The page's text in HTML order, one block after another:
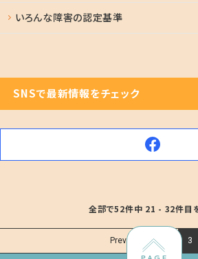
いろんな障害の認定基準
SNSで最新情報をチェック
全部で52件中 21 - 32件目
Prev
3